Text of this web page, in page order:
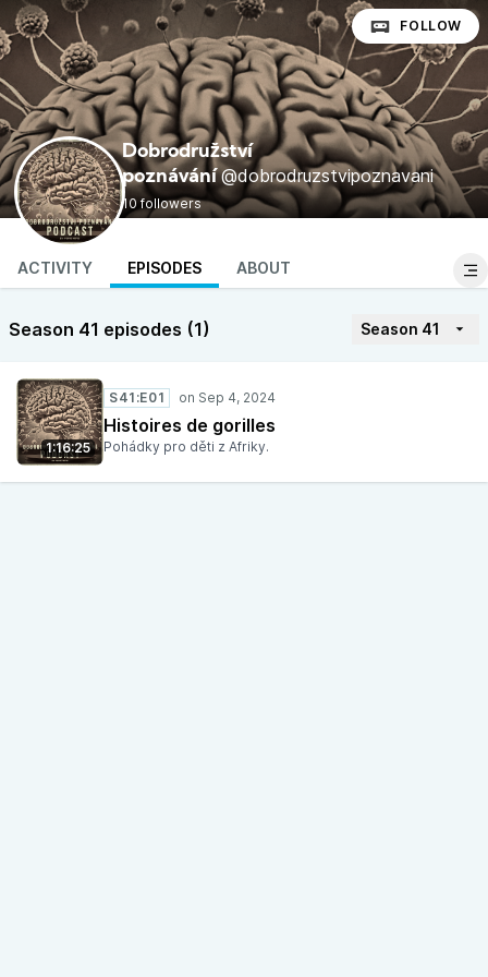
Dobrodružství
poznávání @dobrodruzstvipoznavani
10 followers
FOLLOW
ACTIVITY EPISODES ABOUT
Season 41 episodes (1) Season 41
1:16:25
S41:E01
Histoires de gorilles
Pohádky pro děti z Afriky.